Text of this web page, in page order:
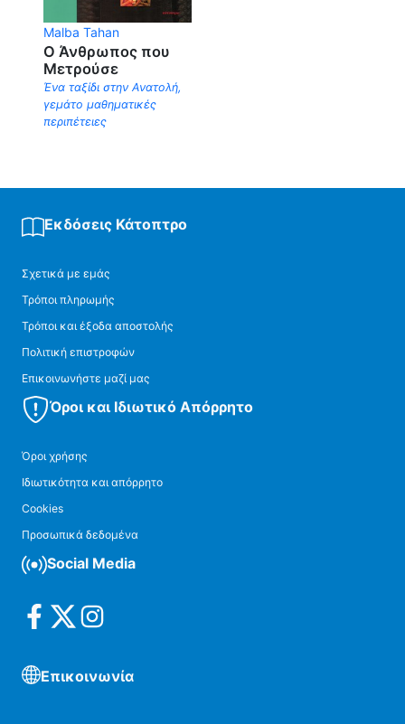
Malba Tahan
Ο Άνθρωπος που
Μετρούσε
Ένα ταξίδι στην Ανατολή,
γεμάτο μαθηματικές
περιπέτειες
Εκδόσεις Κάτοπτρο
Σχετικά με εμάς
Τρόποι πληρωμής
Τρόποι και έξοδα αποστολής
Πολιτική επιστροφών
Επικοινωνήστε μαζί μας
Όροι και Ιδιωτικό Απόρρητο
Όροι χρήσης
Ιδιωτικότητα και απόρρητο
Cookies
Προσωπικά δεδομένα
Social Media
Επικοινωνία